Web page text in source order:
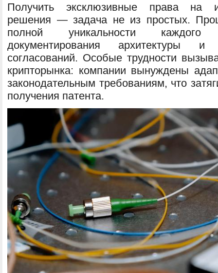
Получить эксклюзивные права на
решения — задача не из простых.
полной уникальности каждого
документирования архитектуры и
согласований. Особые трудности
крипторынка: компании вынуждены
законодательным требованиям, что
получения патента.